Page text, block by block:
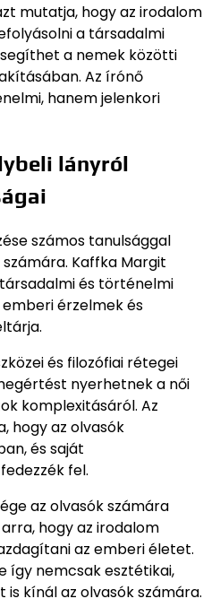
mutatja, hogy az irodalom
a társadalmi
a nemek közötti
Az írónő
hanem jelenkori
lányról
számos tanulsággal
Kaffka Margit
és történelmi
érzelmek és
és filozófiai rétegei
nyerhetnek a női
komplexitásáról. Az
hogy az olvasók
és saját
fel.
az olvasók számára
hogy az irodalom
az emberi életet.
így nemcsak esztétikai,
kínál az olvasók számára.